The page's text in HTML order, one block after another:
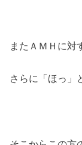
またＡＭＨに対
さらに「ほっ」